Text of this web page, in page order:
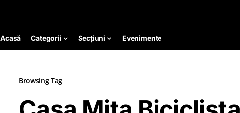
Acasă Categorii Secțiuni Evenimente
Browsing Tag